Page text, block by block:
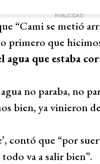
PUBLICIDAD
“Cami se metió
primero que
agua que estaba
no paraba, no
bien, ya vinieron
contó que “por
va a salir bien”.